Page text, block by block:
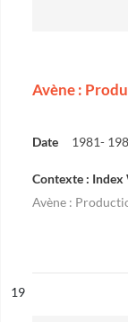
Avène :
Date 1981-
Contexte : Index
Avène :
n°
19